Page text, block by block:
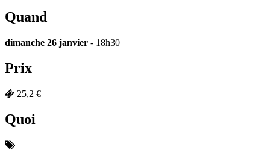
Quand
dimanche 26 janvier - 18h30
Prix
25,2 €
Quoi